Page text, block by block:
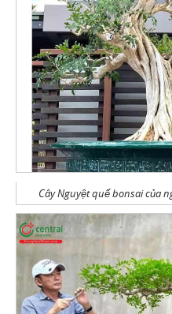
Cây Nguyệt quế bonsai của